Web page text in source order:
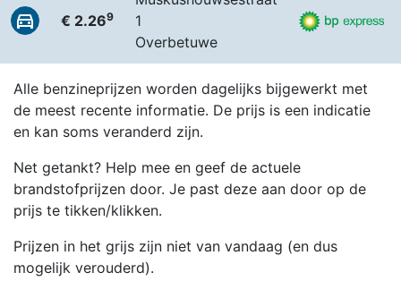
€ 2.269
1
Overbetuwe
Alle benzineprijzen worden dagelijks bijgewerkt met
de meest recente informatie. De prijs is een indicatie
en kan soms veranderd zijn.
Net getankt? Help mee en geef de actuele
brandstofprijzen door. Je past deze aan door op de
prijs te tikken/klikken.
Prijzen in het grijs zijn niet van vandaag (en dus
mogelijk verouderd).